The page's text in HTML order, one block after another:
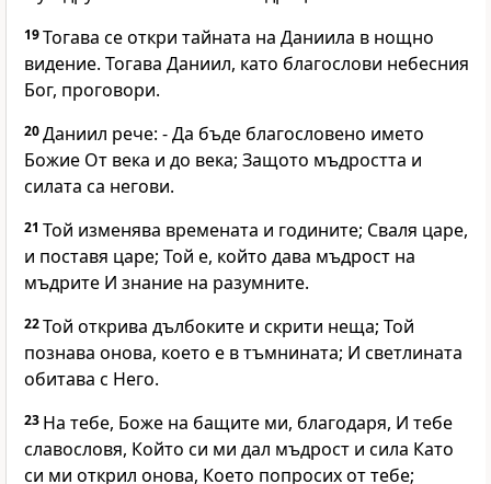
19Тогава се откри тайната на Даниила в нощно
видение. Тогава Даниил, като благослови небесния
Бог, проговори.
20Даниил рече: - Да бъде благословено името
Божие От века и до века; Защото мъдростта и
силата са негови.
21 Той изменява времената и годините; Сваля царе,
и поставя царе; Той е, който дава мъдрост на
мъдрите И знание на разумните.
22Той открива дълбоките и скрити неща; Той
познава онова, което е в тъмнината; И светлината
обитава с Него.
23 На тебе, Боже на бащите ми, благодаря, И тебе
славословя, Който си ми дал мъдрост и сила Като
си ми открил онова, Което попросих от тебе;